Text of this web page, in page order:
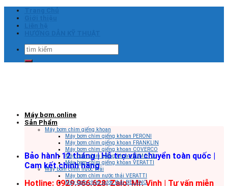
Skip
content
Tìm
kiếm:
Bảo hành 12 tháng | Hỗ trợ vận chuyển toàn quốc |
Cam kết chính hãng
Hotline: 0929.966.628|Zalo: Mr. Vinh | Tư vấn miễn
Máy bơm.online
Sản Phẩm
Máy bơm chìm giếng khoan
Máy bơm chìm giếng khoan PERONI
Máy bơm chìm giếng khoan FRANKLIN
Máy bơm chìm giếng khoan COVERCO
Máy bơm chìm giếng khoan SUMOTO
Máy bơm chìm giếng khoan VERATTI
Máy bơm chìm nước thải
Máy bơm chìm nước thải VERATTI
Máy bơm chìm nước thải BELUNO